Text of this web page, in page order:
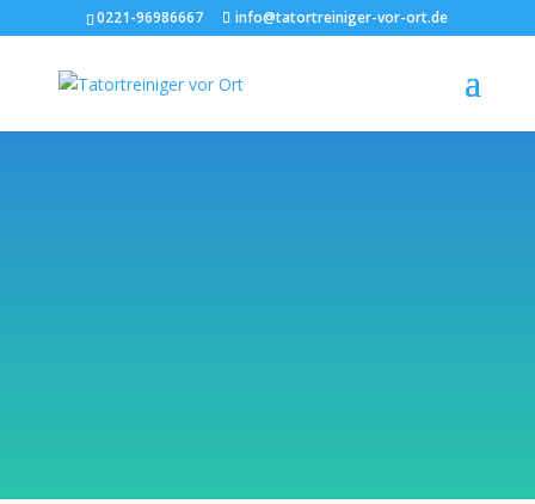
0221-96986667 info@tatortreiniger-vor-ort.de